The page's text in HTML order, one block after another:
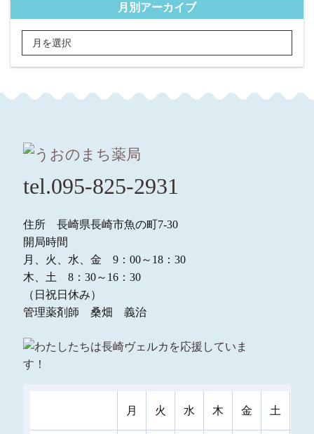
月別アーカイブ
tel.095-825-2931
住所 長崎県長崎市魚の町7-30
開局時間
月、火、水、金 9：00～18：30
木、土 8：30～16：30
（日祝日休み）
管理薬剤師 桑畑 義治
月 火 水 木 金 土